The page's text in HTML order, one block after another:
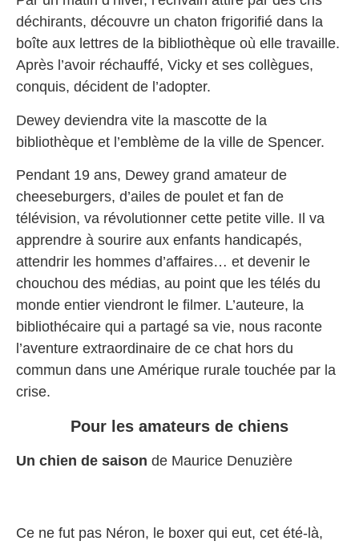
déchirants, découvre un chaton frigorifié dans la
boîte aux lettres de la bibliothèque où elle travaille.
Après l’avoir réchauffé, Vicky et ses collègues,
conquis, décident de l’adopter.
Dewey deviendra vite la mascotte de la
bibliothèque et l’emblème de la ville de Spencer.
Pendant 19 ans, Dewey grand amateur de
cheeseburgers, d’ailes de poulet et fan de
télévision, va révolutionner cette petite ville. Il va
apprendre à sourire aux enfants handicapés,
attendrir les hommes d’affaires… et devenir le
chouchou des médias, au point que les télés du
monde entier viendront le filmer. L’auteure, la
bibliothécaire qui a partagé sa vie, nous raconte
l’aventure extraordinaire de ce chat hors du
commun dans une Amérique rurale touchée par la
crise.
Pour les amateurs de chiens
Un chien de saison de Maurice Denuzière
Ce ne fut pas Néron, le boxer qui eut, cet été-là,